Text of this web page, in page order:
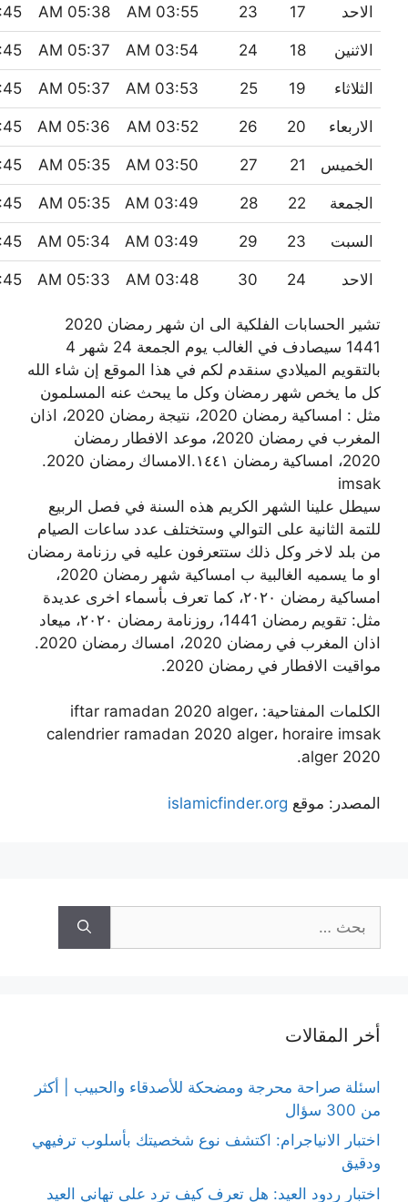
الاحد 17
23
03:55 AM
05:38 AM
PM
الاثنين 18
24
03:54 AM
05:37 AM
PM
الثلاثاء 19
25
03:53 AM
05:37 AM
PM
الاربعاء 20
26
03:52 AM
05:36 AM
PM
الخميس 21
27
03:50 AM
05:35 AM
PM
الجمعة 22
28
03:49 AM
05:35 AM
PM
السبت 23
29
03:49 AM
05:34 AM
PM
الاحد 24
30
03:48 AM
05:33 AM
PM
تشير الحسابات الفلكية الى ان شهر رمضان 2020
1441 سيصادف في الغالب يوم الجمعة 24 شهر 4
بالتقويم الميلادي سنقدم لكم في هذا الموقع إن شاء الله
كل ما يخص شهر رمضان وكل ما يبحث عنه المسلمون
مثل : امساكية رمضان 2020، نتيجة رمضان 2020، اذان
المغرب في رمضان 2020، موعد الافطار رمضان
2020، امساكية رمضان ١٤٤١.الامساك رمضان 2020.
imsak
سيطل علينا الشهر الكريم هذه السنة في فصل الربيع
للتمة الثانية على التوالي وستختلف عدد ساعات الصيام
من بلد لاخر وكل ذلك ستتعرفون عليه في رزنامة رمضان
او ما يسميه الغالبية ب امساكية شهر رمضان 2020،
امساكية رمضان ٢٠٢٠، كما تعرف بأسماء اخرى عديدة
مثل: تقويم رمضان 1441، روزنامة رمضان ٢٠٢٠، ميعاد
اذان المغرب في رمضان 2020، امساك رمضان 2020.
مواقيت الافطار في رمضان 2020.
الكلمات المفتاحية: iftar ramadan 2020 alger،
calendrier ramadan 2020 alger، horaire imsak
alger 2020.
المصدر: موقع islamicfinder.org
عن:
أخر المقالات
اسئلة صراحة محرجة ومضحكة للأصدقاء والحبيب | أكثر
من 300 سؤال
اختبار الانياجرام: اكتشف نوع شخصيتك بأسلوب ترفيهي
ودقيق
اختبار ردود العيد: هل تعرف كيف ترد على تهاني العيد